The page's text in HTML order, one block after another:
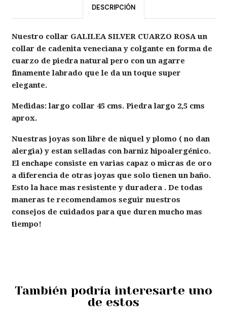
DESCRIPCIÓN
Nuestro collar GALILEA SILVER CUARZO ROSA un
collar de cadenita veneciana y colgante en forma de
cuarzo de piedra natural pero con un agarre
finamente labrado que le da un toque super
elegante.
Medidas: largo collar 45 cms. Piedra largo 2,5 cms
aprox.
Nuestras joyas son libre de niquel y plomo ( no dan
alergia) y estan selladas con barniz hipoalergénico.
El enchape consiste en varias capaz o micras de oro
a diferencia de otras joyas que solo tienen un baño.
Esto la hace mas resistente y duradera . De todas
maneras te recomendamos seguir nuestros
consejos de cuidados para que duren mucho mas
tiempo!
También podría interesarte uno
de estos